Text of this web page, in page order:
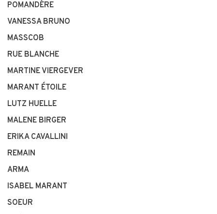
POMANDÈRE
VANESSA BRUNO
MASSCOB
RUE BLANCHE
MARTINE VIERGEVER
MARANT ÉTOILE
LUTZ HUELLE
MALENE BIRGER
ERIKA CAVALLINI
REMAIN
ARMA
ISABEL MARANT
SOEUR